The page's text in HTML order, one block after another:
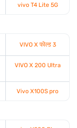
vivo T4 Lite 5G
VIVO X फोल्ड 3
VIVO X 200 Ultra
Vivo X100S pro